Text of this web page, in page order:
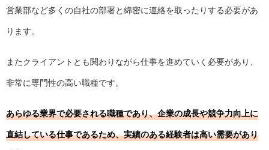
営業部など多くの自社の部署と綿密に連絡を取ったりする必要があ
ります。
またクライアントとも関わりながら仕事を進めていく必要があり、
非常に専門性の高い職種です。
あらゆる業界で必要される職種であり、企業の成長や競争力向上に
直結している仕事であるため、実績のある経験者は高い需要があり